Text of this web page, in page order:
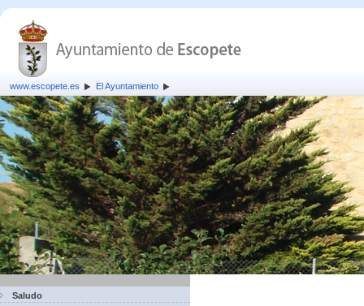
www.escopete.es El Ayuntamiento
Saludo